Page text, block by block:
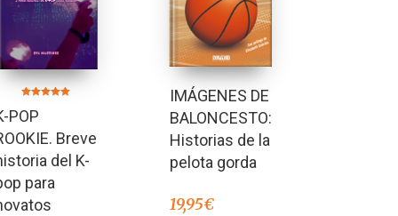
5.00
de 5
POP
Breve
del K-
para
IMÁGENES DE
BALONCESTO:
Historias de la
pelota gorda
19,95€